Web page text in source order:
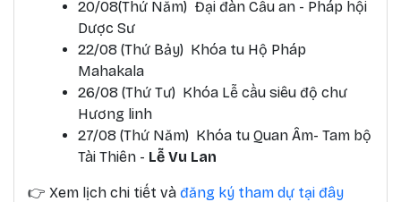
20/08(Thứ Năm) Đại đàn Cầu an - Pháp hội
Dược Sư
22/08 (Thứ Bảy) Khóa tu Hộ Pháp
Mahakala
26/08 (Thứ Tư) Khóa Lễ cầu siêu độ chư
Hương linh
27/08 (Thứ Năm) Khóa tu Quan Âm- Tam bộ
Tài Thiên - Lễ Vu Lan
👉 Xem lịch chi tiết và đăng ký tham dự tại đây